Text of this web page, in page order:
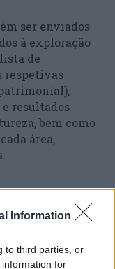
Information
to third parties, or
for
ser enviados
à exploração
de
respetivas
resultados
bem como
área,